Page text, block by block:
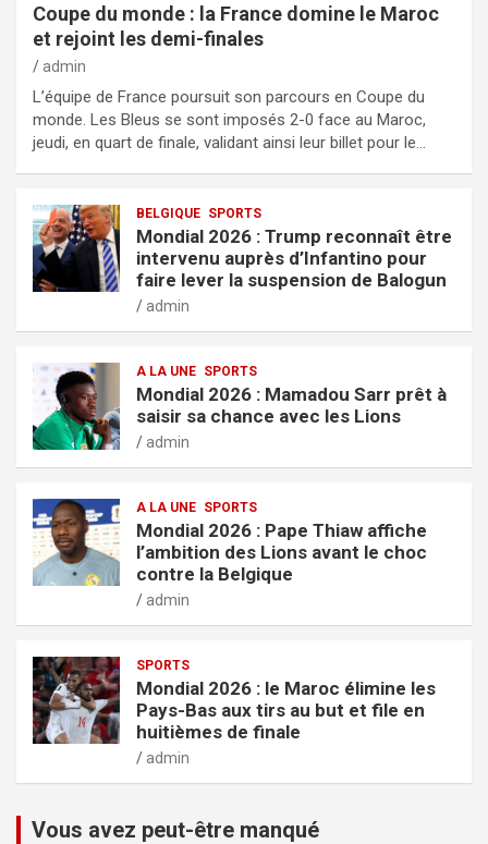
Coupe du monde : la France domine le Maroc
et rejoint les demi-finales
admin
L’équipe de France poursuit son parcours en Coupe du
monde. Les Bleus se sont imposés 2-0 face au Maroc,
jeudi, en quart de finale, validant ainsi leur billet pour le…
BELGIQUE SPORTS
Mondial 2026 : Trump reconnaît être
intervenu auprès d’Infantino pour
faire lever la suspension de Balogun
admin
A LA UNE SPORTS
Mondial 2026 : Mamadou Sarr prêt à
saisir sa chance avec les Lions
admin
A LA UNE SPORTS
Mondial 2026 : Pape Thiaw affiche
l’ambition des Lions avant le choc
contre la Belgique
admin
SPORTS
Mondial 2026 : le Maroc élimine les
Pays-Bas aux tirs au but et file en
huitièmes de finale
admin
Vous avez peut-être manqué